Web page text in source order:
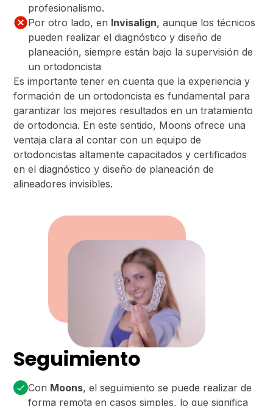
profesionalismo.
Por otro lado, en Invisalign, aunque los técnicos
pueden realizar el diagnóstico y diseño de
planeación, siempre están bajo la supervisión de
un ortodoncista
Es importante tener en cuenta que la experiencia y
formación de un ortodoncista es fundamental para
garantizar los mejores resultados en un tratamiento
de ortodoncia. En este sentido, Moons ofrece una
ventaja clara al contar con un equipo de
ortodoncistas altamente capacitados y certificados
en el diagnóstico y diseño de planeación de
alineadores invisibles.
Seguimiento
Con Moons, el seguimiento se puede realizar de
forma remota en casos simples, lo que significa